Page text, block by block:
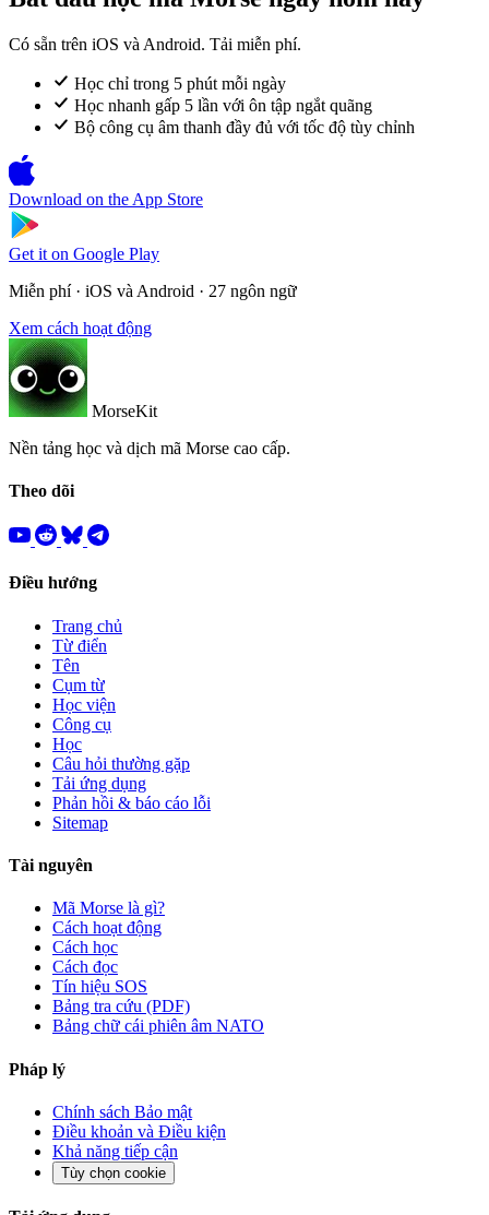
Có sẵn trên iOS và Android. Tải miễn phí.
Học chỉ trong 5 phút mỗi ngày
Học nhanh gấp 5 lần với ôn tập ngắt quãng
Bộ công cụ âm thanh đầy đủ với tốc độ tùy chỉnh
Download on the App Store
Get it on Google Play
Miễn phí · iOS và Android · 27 ngôn ngữ
Xem cách hoạt động
MorseKit
Nền tảng học và dịch mã Morse cao cấp.
Theo dõi
Điều hướng
Trang chủ
Từ điển
Tên
Cụm từ
Học viện
Công cụ
Học
Câu hỏi thường gặp
Tải ứng dụng
Phản hồi & báo cáo lỗi
Sitemap
Tài nguyên
Mã Morse là gì?
Cách hoạt động
Cách học
Cách đọc
Tín hiệu SOS
Bảng tra cứu (PDF)
Bảng chữ cái phiên âm NATO
Pháp lý
Chính sách Bảo mật
Điều khoản và Điều kiện
Khả năng tiếp cận
Tùy chọn cookie